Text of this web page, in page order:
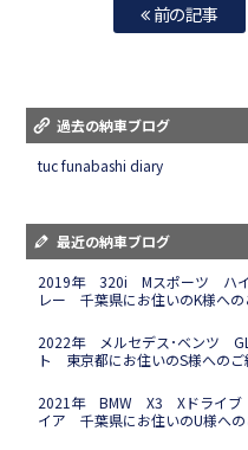
前の記事
過去の納車ブログ
tuc funabashi diary
最近の納車ブログ
2019年 320i Mスポーツ ハ
レー 千葉県にお住いのK様への
2022年 メルセデス･ベンツ
ト 東京都にお住いのS様へのご
2021年 BMW X3 Xドライ
イア 千葉県にお住いのU様への